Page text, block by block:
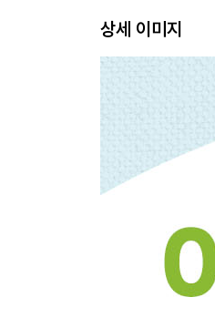
무다리는 날씬한
순무는 힘주지 않
토끼는 사실 당근
우엉은 해외에서
오이는 사실 녹색
피망은 덜 익었을
연근은 뿌리 근(根)
채소 칼럼 스파이
3장 잎에는 잎만의
상세 이미지